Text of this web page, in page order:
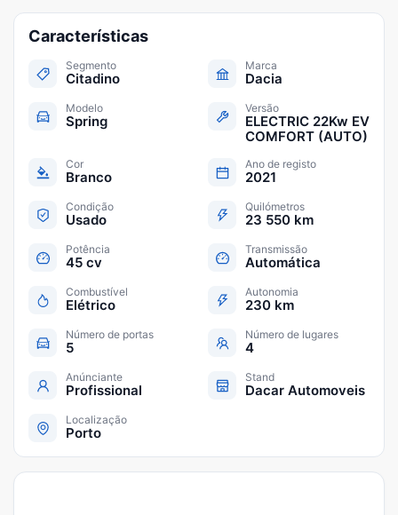
Características
Segmento
Citadino
Marca
Dacia
Modelo
Spring
Versão
ELECTRIC 22Kw EV
COMFORT (AUTO)
Cor
Branco
Ano de registo
2021
Condição
Usado
Quilómetros
23 550 km
Potência
45 cv
Transmissão
Automática
Combustível
Elétrico
Autonomia
230 km
Número de portas
5
Número de lugares
4
Anúnciante
Profissional
Stand
Dacar Automoveis
Localização
Porto